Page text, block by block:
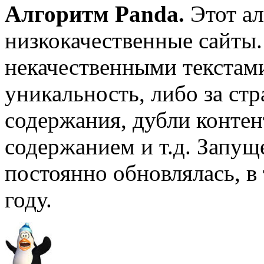
Алгоритм Panda. Этот
низкокачественные
некачественными
уникальность, либо за
содержания, дубли
содержанием и т.д.
постоянно обновлялась,
году.